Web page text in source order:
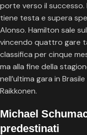
porte verso il
tiene testa e supera
Alonso. Hamilton sale
vincendo quattro gare
classifica per cinque
ma alla fine della
nell’ultima gara in
Raikkonen.
Michael
predestinati